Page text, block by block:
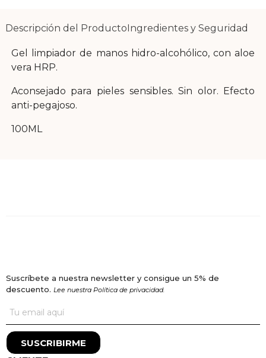
Descripción del ProductoIngredientes y Seguridad
Gel limpiador de manos hidro-alcohólico, con aloe
vera HRP.
Aconsejado para pieles sensibles. Sin olor. Efecto
anti-pegajoso.
100ML
Suscríbete a nuestra newsletter y consigue un 5% de
descuento. Lee nuestra Política de privacidad.
SUSCRIBIRME